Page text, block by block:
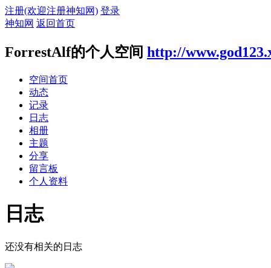
注册(欢迎注册神知网) 登录
神知网 返回首页
ForrestAlf的个人空间 http://
空间首页
动态
记录
日志
相册
主题
分享
留言板
个人资料
日志
还没有相关的日志